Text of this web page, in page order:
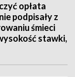
opłata
podpisały z
śmieci
stawki,